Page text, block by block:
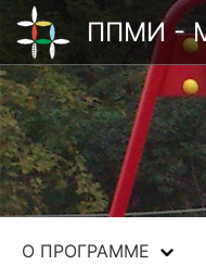
ППМИ -
О ПРОГРАММЕ